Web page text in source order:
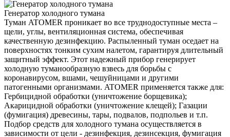
Генератор холодного тумана
Туман ATOMER проникает во все труднодоступные места –
щели, углы, вентиляционная система, обеспечивая
качественную дезинфекцию. Распыленный туман оседает на
поверхностях тонким сухим налетом, гарантируя длительный
защитный эффект. Этот надежный прибор генерирует
холодную туманообразную взвесь для борьбы с
коронавирусом, вшами, чешуйницами и другими
патогенными организмами. ATOMER применяется также для:
Гербицидной обработки (уничтожение борщевика);
Акарицидной обработки (уничтожение клещей); Газации
(фумигация) древесины, тары, подвалов, подпольев и т.п.
Подбор средств для холодного тумана осуществляется в
зависимости от цели - дезинфекция, дезинсекция, фумигация